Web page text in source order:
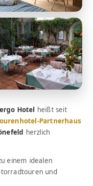
Hotel heißt seit
Partnerhaus
herzlich
einem idealen
und